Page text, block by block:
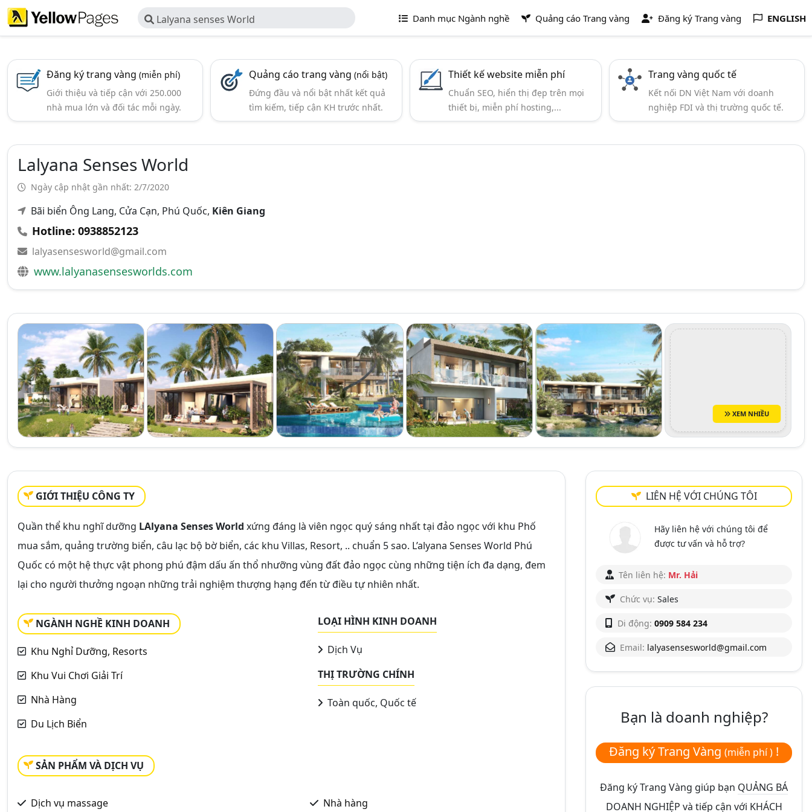
Lalyana senses World Danh mục Ngành nghề Quảng cáo Trang vàng Đăng ký Trang vàng ENGLISH
Đăng ký trang vàng (miễn phí)
Giới thiệu và tiếp cận với 250.000
nhà mua lớn và đối tác mỗi ngày.
Quảng cáo trang vàng(nổi bật)
Đứng đầu và nổi bật nhất kết quả
tìm kiếm, tiếp cận KH trước nhất.
Thiết kế website miễn phí
Chuẩn SEO, hiển thị đẹp trên mọi
thiết bị, miễn phí hosting,...
Trang vàng quốc tế
Kết nối DN Việt Nam với doanh
nghiệp FDI và thị trường quốc tế.
Lalyana Senses World
Ngày cập nhật gần nhất: 2/7/2020
Bãi biển Ông Lang, Cửa Cạn, Phú Quốc, Kiên Giang
Hotline: 0938852123
lalyasensesworld@gmail.com
www.lalyanasensesworlds.com
XEM NHIỀU
GIỚI THIỆU CÔNG TY
Quần thể khu nghĩ dưỡng LAlyana Senses World xứng đáng là viên ngọc quý sáng nhất tại đảo ngọc với khu Phố
mua sắm, quảng trường biển, câu lạc bộ bờ biển, các khu Villas, Resort, .. chuẩn 5 sao. L’alyana Senses World Phú
Quốc có một hệ thực vật phong phú đậm dấu ấn thổ nhưỡng vùng đất đảo ngọc cùng những tiện ích đa dạng, đem
lại cho người thưởng ngoạn những trải nghiệm thượng hạng đến từ điều tự nhiên nhất.
NGÀNH NGHỀ KINH DOANH
Khu Nghỉ Dưỡng, Resorts
Khu Vui Chơi Giải Trí
Nhà Hàng
Du Lịch Biển
LOẠI HÌNH KINH DOANH
Dịch Vụ
THỊ TRƯỜNG CHÍNH
Toàn quốc, Quốc tế
SẢN PHẨM VÀ DỊCH VỤ
Dịch vụ massage Nhà hàng
LIÊN HỆ VỚI CHÚNG TÔI
Hãy liên hệ với chúng tôi để
được tư vấn và hỗ trợ?
Tên liên hệ: Mr. Hải
Chức vụ: Sales
Di động: 0909 584 234
Email: lalyasensesworld@gmail.com
Bạn là doanh nghiệp?
Đăng ký Trang Vàng (miễn phí ) !
Đăng ký Trang Vàng giúp bạn QUẢNG BÁ
DOANH NGHIỆP và tiếp cận với KHÁCH